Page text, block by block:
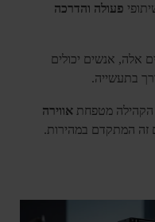
פעולה והדרכה
אלה, אנשים יכולים
בתעשייה.
הקהילה מטפחתאווירה
זה המתקדם במהירות.